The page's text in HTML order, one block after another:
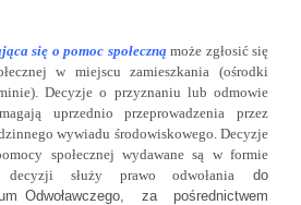
się o pomoc społeczną może zgłosić się
w miejscu zamieszkania (ośrodki
Decyzje o przyznaniu lub odmowie
uprzednio przeprowadzenia przez
wywiadu środowiskowego. Decyzje
społecznej wydawane są w formie
służy prawo odwołania do
Odwoławczego, za pośrednictwem